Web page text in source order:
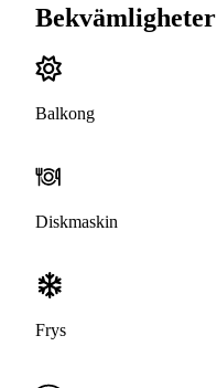
Bekvämligheter
Balkong
Diskmaskin
Frys